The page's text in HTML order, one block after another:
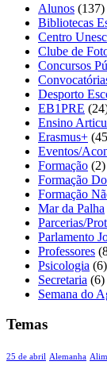
Alunos (137)
Bibliotecas
Centro
Clube de
Concursos
Desporto
EB1PRE
Ensino
Erasmus+
Eventos/
Formação (2)
Formação
Formação
Mar da Palha
Parcerias/
Parlamento
Professores
Psicologia (6)
Secretaria (6)
Semana do
Temas
25 de abril Alemanha